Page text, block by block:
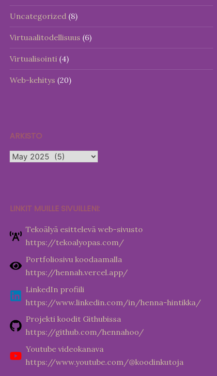
Uncategorized (8)
Virtuaalitodellisuus (6)
Virtualisointi (4)
Web-kehitys (20)
ARKISTO
Arkisto
LINKIT MUILLE SIVUILLENI:
Tekoälyä esittelevä web-sivusto
https://tekoalyopas.com/
Portfoliosivu koodaamalla
https://hennah.vercel.app/
LinkedIn profiili
https://www.linkedin.com/in/henna-hintikka/
Projekti koodit Githubissa
https://github.com/hennahoo/
Youtube videokanava
https://www.youtube.com/@koodinkutoja